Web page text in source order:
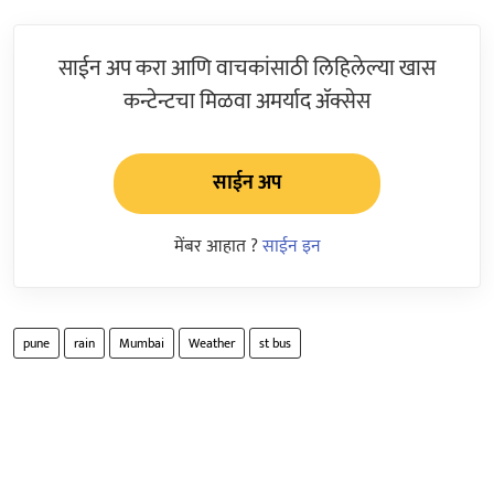
साईन अप करा आणि वाचकांसाठी लिहिलेल्या खास
कन्टेन्टचा मिळवा अमर्याद ॲक्सेस
साईन अप
मेंबर आहात ?साईन इन
pune rain Mumbai Weather st bus